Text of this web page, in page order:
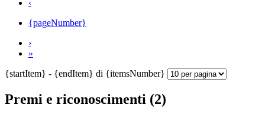
‹
{pageNumber}
›
»
{startItem} - {endItem} di {itemsNumber}
Premi e riconoscimenti (2)